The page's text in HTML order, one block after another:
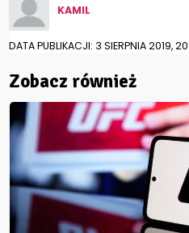
KAMIL
DATA PUBLIKACJI: 3 SIERPNIA 2019,
Zobacz również